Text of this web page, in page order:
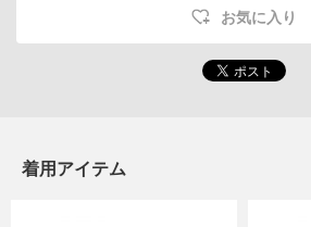
お気に入り
着用アイテム